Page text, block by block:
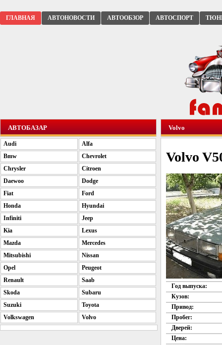
ГЛАВНАЯ АВТОНОВОСТИ АВТООБЗОР АВТОСПОРТ
Volvo
Volvo
Год выпуска:
Кузов:
Привод:
Пробег:
Дверей:
Цена:
АВТОБАЗАР
Audi
Alfa
Bmw
Chevrolet
Chrysler
Citroen
Daewoo
Dodge
Fiat
Ford
Honda
Hyundai
Infiniti
Jeep
Kia
Lexus
Mazda
Mercedes
Mitsubishi
Nissan
Opel
Peugeot
Renault
Saab
Skoda
Subaru
Suzuki
Toyota
Volkswagen
Volvo